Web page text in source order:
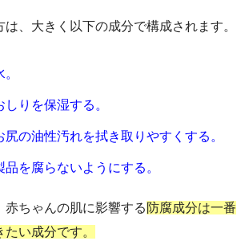
、大きく以下の成分で構成されます。
りを保湿する。
の油性汚れを拭き取りやすくする。
を腐らないようにする。
赤ちゃんの肌に影響する 防腐成分は一番
い成分です。